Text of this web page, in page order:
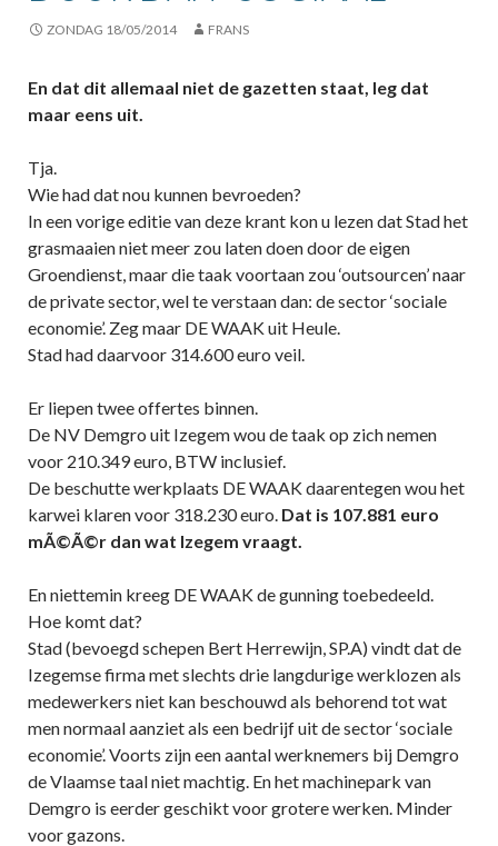
ZONDAG 18/05/2014 FRANS
En dat dit allemaal niet de gazetten staat, leg dat
maar eens uit.
Tja.
Wie had dat nou kunnen bevroeden?
In een vorige editie van deze krant kon u lezen dat Stad het
grasmaaien niet meer zou laten doen door de eigen
Groendienst, maar die taak voortaan zou ‘outsourcen’ naar
de private sector, wel te verstaan dan: de sector ‘sociale
economie’. Zeg maar DE WAAK uit Heule.
Stad had daarvoor 314.600 euro veil.
Er liepen twee offertes binnen.
De NV Demgro uit Izegem wou de taak op zich nemen
voor 210.349 euro, BTW inclusief.
De beschutte werkplaats DE WAAK daarentegen wou het
karwei klaren voor 318.230 euro. Dat is 107.881 euro
mÃ©Ã©r dan wat Izegem vraagt.
En niettemin kreeg DE WAAK de gunning toebedeeld.
Hoe komt dat?
Stad (bevoegd schepen Bert Herrewijn, SP.A) vindt dat de
Izegemse firma met slechts drie langdurige werklozen als
medewerkers niet kan beschouwd als behorend tot wat
men normaal aanziet als een bedrijf uit de sector ‘sociale
economie’. Voorts zijn een aantal werknemers bij Demgro
de Vlaamse taal niet machtig. En het machinepark van
Demgro is eerder geschikt voor grotere werken. Minder
voor gazons.